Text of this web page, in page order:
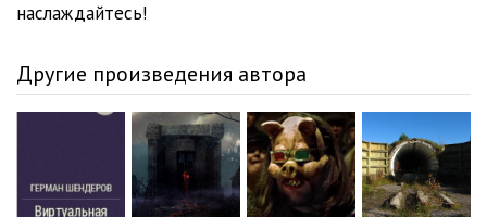
наслаждайтесь!
Другие произведения автора